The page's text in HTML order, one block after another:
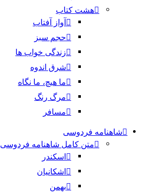
هشت کتاب
آواز آفتاب
حجم سبز
زندگی خواب ها
شرق اندوه
ما هیچ، ما نگاه
مرگ رنگ
مسافر
شاهنامه فردوسی
متن کامل شاهنامه فردوسی
اسکندر
اشکانیان
بهمن